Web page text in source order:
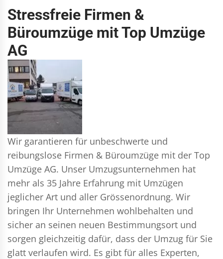
Stressfreie Firmen &
Büroumzüge mit Top Umzüge
AG
Wir garantieren für unbeschwerte und
reibungslose Firmen & Büroumzüge mit der Top
Umzüge AG. Unser Umzugsunternehmen hat
mehr als 35 Jahre Erfahrung mit Umzügen
jeglicher Art und aller Grössenordnung. Wir
bringen Ihr Unternehmen wohlbehalten und
sicher an seinen neuen Bestimmungsort und
sorgen gleichzeitig dafür, dass der Umzug für Sie
glatt verlaufen wird. Es gibt für alles Experten,